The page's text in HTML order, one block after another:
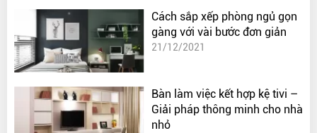
Cách sắp xếp phòng ngủ gọn
gàng với vài bước đơn giản
21/12/2021
Bàn làm việc kết hợp kệ tivi –
Giải pháp thông minh cho nhà
nhỏ